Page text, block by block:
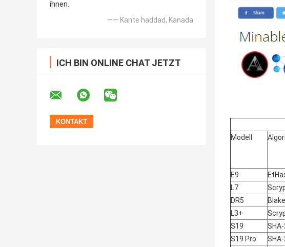
ihnen.
—— Kante haddad, Kanada
ICH BIN ONLINE CHAT JETZT
Modell
E9
L7
DR5
L3+
S19
S19 Pro